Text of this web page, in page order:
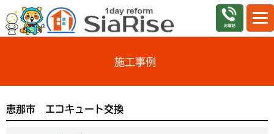
施工事例
恵那市 エコキュート交換